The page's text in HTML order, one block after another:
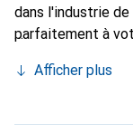
dans l'industrie
parfaitement à
devient
produits de haute
Afficher plus